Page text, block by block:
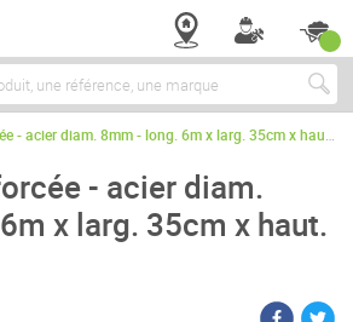
Chercher
- acier diam. 8mm - long. 6m x larg. 35cm x haut. 15cm
- acier diam.
x larg. 35cm x haut.